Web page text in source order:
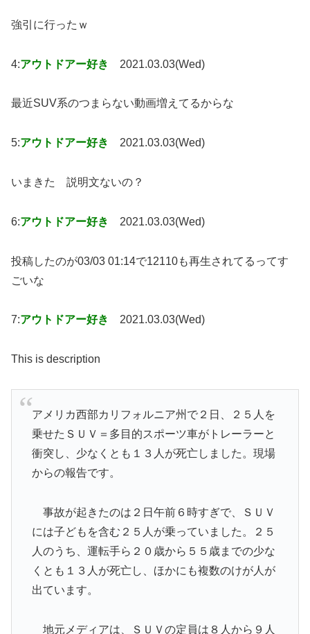
強引に行ったｗ
4:アウトドアー好き 2021.03.03(Wed)
最近SUV系のつまらない動画増えてるからな
5:アウトドアー好き 2021.03.03(Wed)
いまきた 説明文ないの？
6:アウトドアー好き 2021.03.03(Wed)
投稿したのが03/03 01:14で12110も再生されてるってす
ごいな
7:アウトドアー好き 2021.03.03(Wed)
This is description
アメリカ西部カリフォルニア州で２日、２５人を
乗せたＳＵＶ＝多目的スポーツ車がトレーラーと
衝突し、少なくとも１３人が死亡しました。現場
からの報告です。
事故が起きたのは２日午前６時すぎで、ＳＵＶ
には子どもを含む２５人が乗っていました。２５
人のうち、運転手ら２０歳から５５歳までの少な
くとも１３人が死亡し、ほかにも複数のけが人が
出ています。
地元メディアは、ＳＵＶの定員は８人から９人